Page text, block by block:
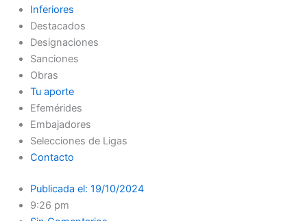
Inferiores
Destacados
Designaciones
Sanciones
Obras
Tu aporte
Efemérides
Embajadores
Selecciones de Ligas
Contacto
Publicada el: 19/10/2024
9:26 pm